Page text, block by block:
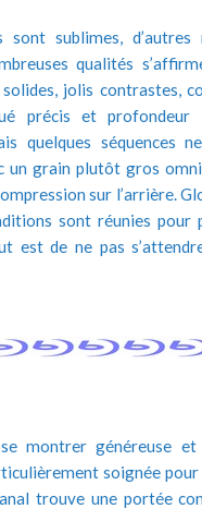
sont sublimes, d’autres
qualités
jolis contrastes,
précis et profondeur
quelques séquences
un grain plutôt gros
sur l’arrière.
sont réunies pour
est de ne pas
montrer généreuse
soignée pour
trouve une portée